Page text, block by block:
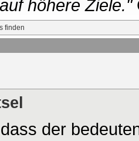
höhere Ziele."
der